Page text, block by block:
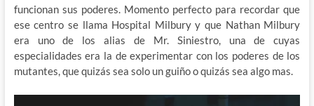
funcionan sus poderes. Momento perfecto para recordar que
ese centro se llama Hospital Milbury y que Nathan Milbury
era uno de los alias de Mr. Siniestro, una de cuyas
especialidades era la de experimentar con los poderes de los
mutantes, que quizás sea solo un guiño o quizás sea algo mas.